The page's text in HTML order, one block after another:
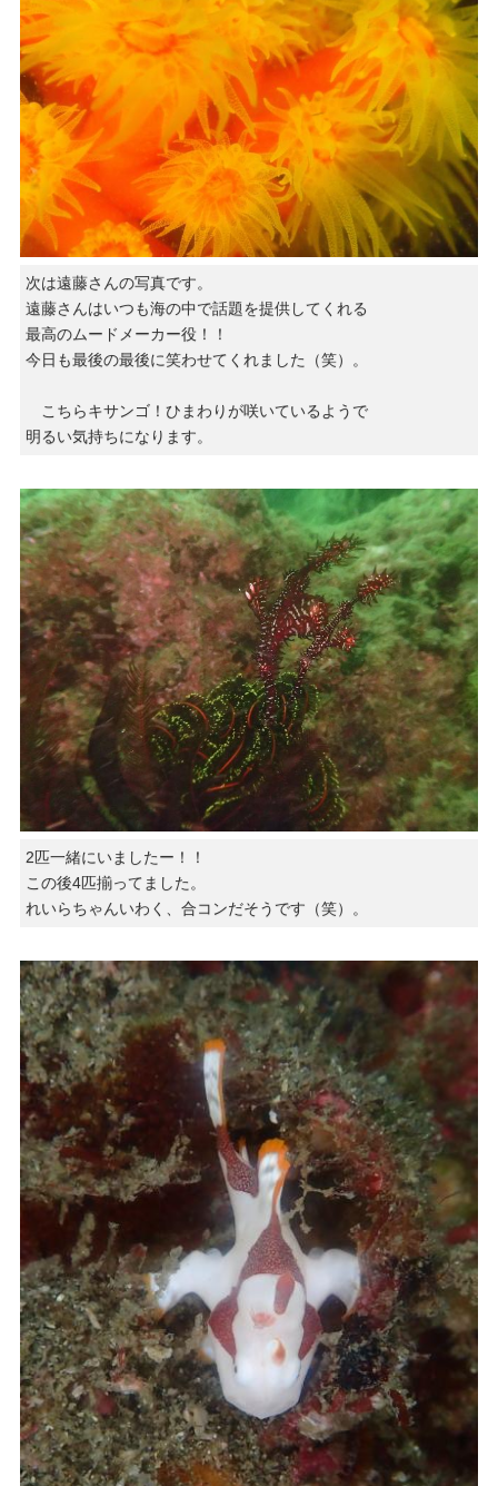
次は遠藤さんの写真です。
遠藤さんはいつも海の中で話題を提供してくれる
最高のムードメーカー役！！
今日も最後の最後に笑わせてくれました（笑）。
こちらキサンゴ！ひまわりが咲いているようで
明るい気持ちになります。
2匹一緒にいましたー！！
この後4匹揃ってました。
れいらちゃんいわく、合コンだそうです（笑）。